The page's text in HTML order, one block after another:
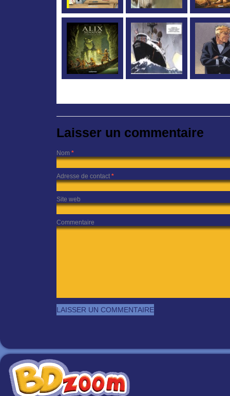
Laisser un commentaire
Nom *
Adresse de contact *
Site web
Commentaire